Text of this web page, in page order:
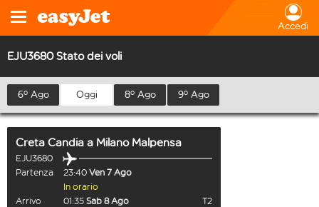
Accedi
EJU3680 Stato dei voli
6º Ago Oggi 8º Ago 9º Ago
Creta Candia a Milano Malpensa
EJU3680
Partenza
23:40 Ven 7 Ago
In orario
Arrivo
01:35 Sab 8 Ago
T2